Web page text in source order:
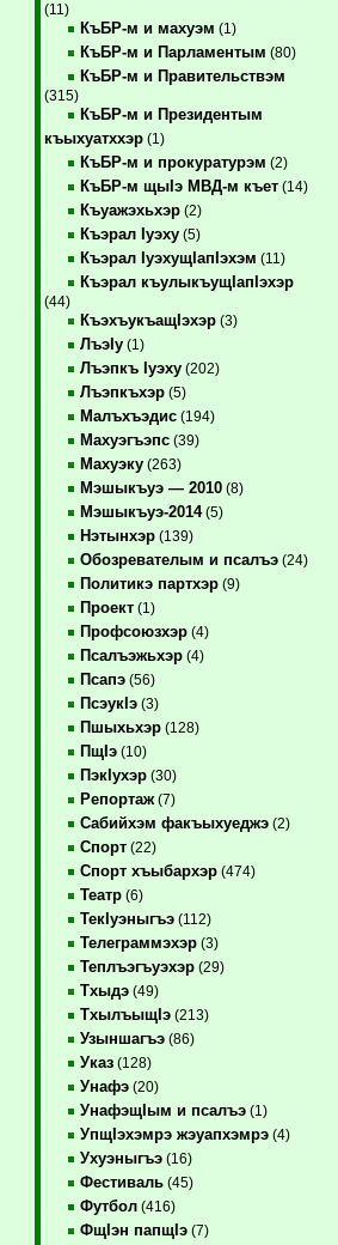
(11)
КъБР-м и махуэм (1)
КъБР-м и Парламентым (80)
КъБР-м и Правительствэм
(315)
КъБР-м и Президентым
къыхуатххэр(1)
КъБР-м и прокуратурэм (2)
КъБР-м щыIэ МВД-м къет(14)
Къуажэхьхэр(2)
Къэрал Iуэху(5)
Къэрал IуэхущIапIэхэм (11)
Къэрал къулыкъущIапIэхэр
(44)
КъэхъукъащIэхэр(3)
ЛъэIу(1)
Лъэпкъ Iуэху(202)
Лъэпкъхэр(5)
Малъхъэдис(194)
Махуэгъэпс(39)
Махуэку(263)
Мэшыкъуэ — 2010(8)
Мэшыкъуэ-2014(5)
Нэтынхэр(139)
Обозревателым и псалъэ(24)
Политикэ партхэр(9)
Проект(1)
Профсоюзхэр(4)
Псалъэжьхэр(4)
Псапэ(56)
ПсэукIэ(3)
Пшыхьхэр(128)
ПщIэ(10)
ПэкIухэр(30)
Репортаж(7)
Сабийхэм факъыхуеджэ(2)
Спорт(22)
Спорт хъыбархэр(474)
Театр(6)
ТекIуэныгъэ(112)
Телеграммэхэр(3)
Теплъэгъуэхэр(29)
Тхыдэ(49)
ТхылъыщIэ(213)
Узыншагъэ(86)
Указ(128)
Унафэ(20)
УнафэщIым и псалъэ(1)
УпщIэхэмрэ жэуапхэмрэ(4)
Ухуэныгъэ(16)
Фестиваль(45)
Футбол(416)
ФщIэн папщIэ(7)